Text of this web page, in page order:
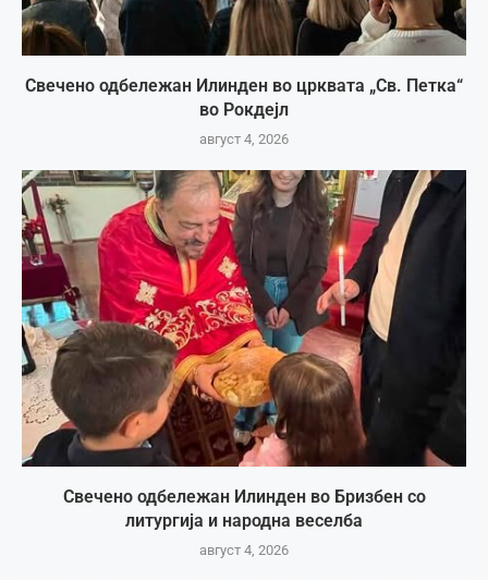
Свечено одбележан Илинден во црквата „Св. Петка“
во Рокдејл
август 4, 2026
Свечено одбележан Илинден во Бризбен со
литургија и народна веселба
август 4, 2026